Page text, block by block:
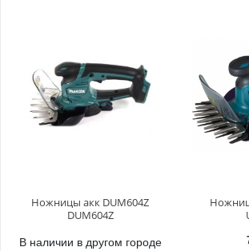
Ножницы акк DUM604Z
DUM604Z
В наличии в другом городе